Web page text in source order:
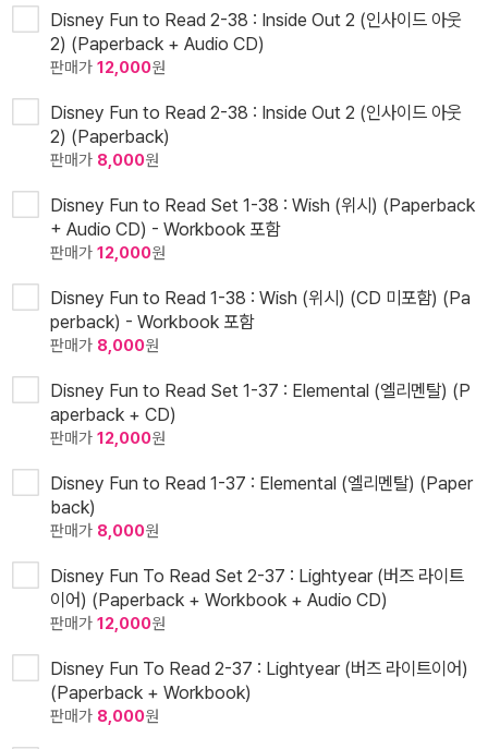
Disney Fun to Read 2-38 : Inside Out 2 (인사이드 아웃
2) (Paperback + Audio CD)
판매가 12,000원
Disney Fun to Read 2-38 : Inside Out 2 (인사이드 아웃
2) (Paperback)
판매가 8,000원
Disney Fun to Read Set 1-38 : Wish (위시) (Paperback
+ Audio CD) - Workbook 포함
판매가 12,000원
Disney Fun to Read 1-38 : Wish (위시) (CD 미포함) (Pa
perback) - Workbook 포함
판매가 8,000원
Disney Fun to Read Set 1-37 : Elemental (엘리멘탈) (P
aperback + CD)
판매가 12,000원
Disney Fun to Read 1-37 : Elemental (엘리멘탈) (Paper
back)
판매가 8,000원
Disney Fun To Read Set 2-37 : Lightyear (버즈 라이트
이어) (Paperback + Workbook + Audio CD)
판매가 12,000원
Disney Fun To Read 2-37 : Lightyear (버즈 라이트이어)
(Paperback + Workbook)
판매가 8,000원